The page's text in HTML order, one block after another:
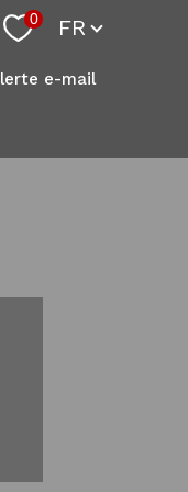
0 FR
alerte e-mail